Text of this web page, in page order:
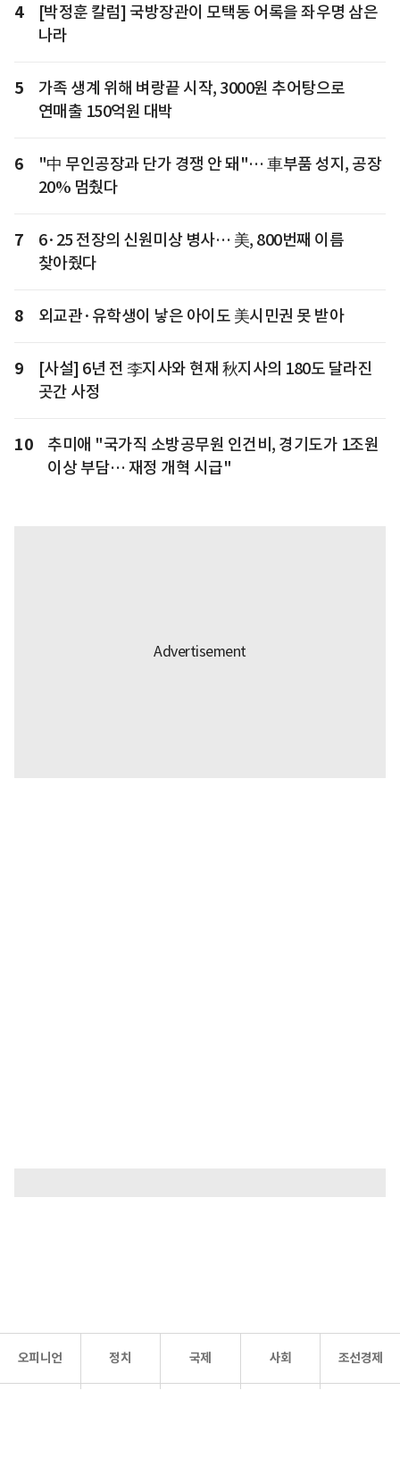
4
[박정훈 칼럼] 국방장관이 모택동 어록을 좌우명 삼은
나라
5
가족 생계 위해 벼랑끝 시작, 3000원 추어탕으로
연매출 150억원 대박
6
"中 무인공장과 단가 경쟁 안 돼"… 車부품 성지, 공장
20% 멈췄다
7
6·25 전장의 신원미상 병사… 美, 800번째 이름
찾아줬다
8 외교관·유학생이 낳은 아이도 美시민권 못 받아
9
[사설] 6년 전 李지사와 현재 秋지사의 180도 달라진
곳간 사정
10
추미애 "국가직 소방공무원 인건비, 경기도가 1조원
이상 부담… 재정 개혁 시급"
오피니언 정치 국제 사회 조선경제